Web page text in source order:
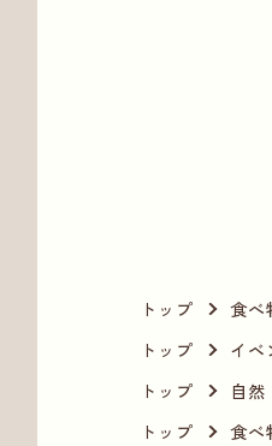
トップ 食べ
トップ イベ
トップ 自然
トップ 食べ